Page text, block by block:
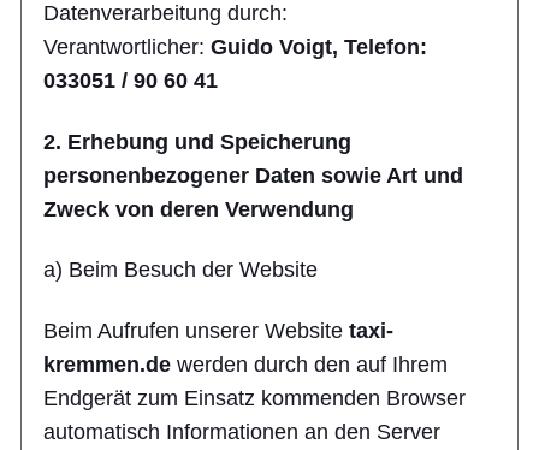
Datenverarbeitung durch:
Verantwortlicher: Guido Voigt, Telefon:
033051 / 90 60 41
2. Erhebung und Speicherung
personenbezogener Daten sowie Art und
Zweck von deren Verwendung
a) Beim Besuch der Website
Beim Aufrufen unserer Website taxi-
kremmen.dewerden durch den auf Ihrem
Endgerät zum Einsatz kommenden Browser
automatisch Informationen an den Server